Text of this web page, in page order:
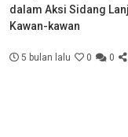
dalam Aksi Sidang
Kawan-kawan
5 bulan lalu 0 0